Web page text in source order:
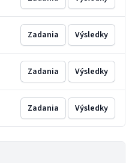
Zadania Výsledky
Zadania Výsledky
Zadania Výsledky